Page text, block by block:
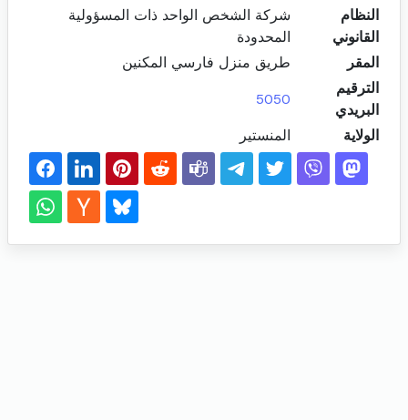
النظام
القانوني
شركة الشخص الواحد ذات المسؤولية
المحدودة
المقر
طريق منزل فارسي المكنين
الترقيم
البريدي
5050
الولاية المنستير